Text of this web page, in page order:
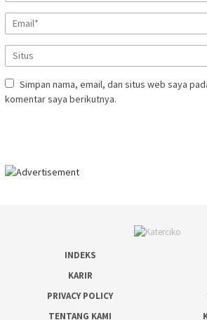
Simpan nama, email, dan situs web saya
komentar saya berikutnya.
INDEKS
KARIR
PRIVACY POLICY
TENTANG KAMI